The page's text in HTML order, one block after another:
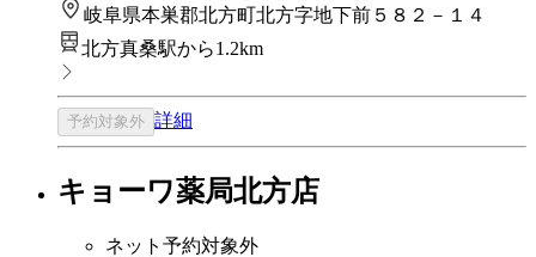
岐阜県本巣郡北方町北方字地下前５８２－１４
北方真桑駅から1.2km
予約対象外 詳細
キョーワ薬局北方店
ネット予約対象外